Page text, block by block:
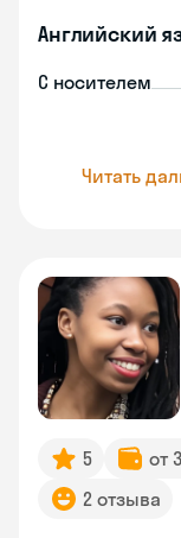
Английский
С носителем
Читать
5 от
2 отзыва